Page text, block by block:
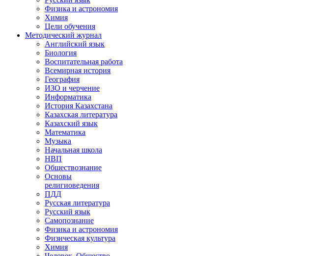
Физика и астрономия
Химия
Цели обучения
Методический журнал
Английский язык
Биология
Воспитательная работа
Всемирная история
География
ИЗО и черчение
Информатика
История Казахстана
Казахская литература
Казахский язык
Математика
Музыка
Начальная школа
НВП
Обществознание
Основы
религиоведения
ПДД
Русская литература
Русский язык
Самопознание
Физика и астрономия
Физическая культура
Химия